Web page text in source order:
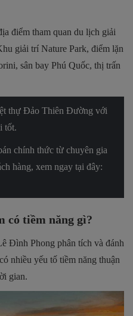
điểm tham quan du lịch giải
giải trí Nature Park, điểm lặn
sân bay Phú Quốc, thị trấn
thự Đảo Thiên Đường với
tốt.
chính thức từ chuyên gia
hàng, xem ngay tại đây:
tiềm năng gì?
Đình Phong phân tích và đánh
có nhiều yếu tố tiềm năng thuận
gian.